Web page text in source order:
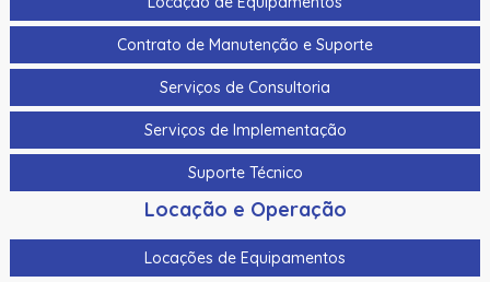
Cartao De Proximidade Rfid Hikvision Ds-K7M101-E0 Freq.
Em 125Khz Em Pvc
Cartao De Proximidade Rfid Hikvision Ds-Kem125 Em
125Khz
Cartao De Proximidade Rfid Hikvision Fm11Rf08-M1 Mifare
Cartao De Proximidade Rfid Hikvision Frequencia Dupla
Mifare 13,56Mhz E Em 125Khz Em Pvc
Contrato de Manutenção e Suporte
Serviços de Consultoria
Serviços de Implementação
Suporte Técnico
Locação e Operação
Locações de Equipamentos